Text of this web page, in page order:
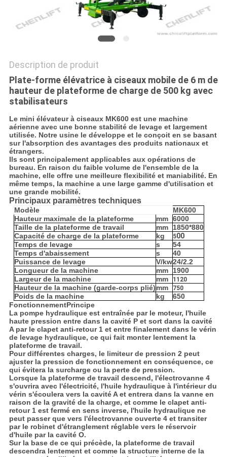
SITE
POLITIQUE
DE
CONFIDENTIALITÉ
Description de produit
Plate-forme élévatrice à ciseaux mobile de 6 m de
hauteur de plateforme de charge de 500 kg avec
stabilisateurs
Le mini élévateur à ciseaux MK600 est une machine
aérienne avec une bonne stabilité de levage et largement
utilisée. Notre usine le développe et le conçoit en se basant
sur l'absorption des avantages des produits nationaux et
étrangers.
Ils sont principalement applicables aux opérations de
bureau. En raison du faible volume de l'ensemble de la
machine, elle offre une meilleure flexibilité et maniabilité. En
même temps, la machine a une large gamme d'utilisation et
une grande mobilité.
Principaux paramètres techniques
Modèle
MK600
Hauteur maximale de la plateforme
mm 6000
Taille de la plateforme de travail
mm
1850*880
Capacité de charge de la plateforme
kg 500
Temps de levage
s
54
Temps d'abaissement
s
40
Puissance de levage
V/kw24/2.2
Longueur de la machine
mm
1900
Largeur de la machine
mm 1120
Hauteur de la machine (garde-corps plié)mm 750
Poids de la machine kg
650
FonctionnementPrincipe
La pompe hydraulique est entraînée par le moteur, l'huile
haute pression entre dans la cavité P et sort dans la cavité
A par le clapet anti-retour 1 et entre finalement dans le vérin
de levage hydraulique, ce qui fait monter lentement la
plateforme de travail.
Pour différentes charges, le limiteur de pression 2 peut
ajuster la pression de fonctionnement en conséquence, ce
qui évitera la surcharge ou la perte de pression.
Lorsque la plateforme de travail descend, l'électrovanne 4
s'ouvrira avec l'électricité, l'huile hydraulique à l'intérieur du
vérin s'écoulera vers la cavité A et entrera dans la vanne en
raison de la gravité de la charge, et comme le clapet anti-
retour 1 est fermé en sens inverse, l'huile hydraulique ne
peut passer que vers l'électrovanne ouverte 4 et transiter
par le robinet d'étranglement réglable vers le réservoir
d'huile par la cavité O.
Sur la base de ce qui précède, la plateforme de travail
descendra lentement et comme la structure interne de la